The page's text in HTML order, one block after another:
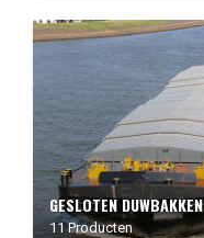
GESLOTEN DUWBAKKEN
11 Producten